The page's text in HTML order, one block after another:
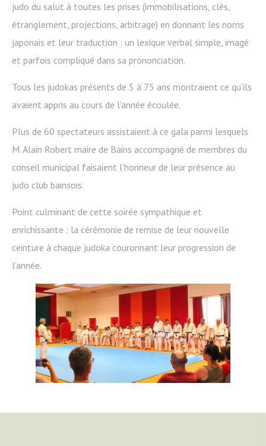
judo du salut à toutes les prises (immobilisations, clés,
étranglement, projections, arbitrage) en donnant les noms
japonais et leur traduction : un lexique verbal simple, imagé
et parfois compliqué dans sa prononciation.
Tous les judokas présents de 5 à 75 ans montraient ce qu’ils
avaient appris au cours de l’année écoulée.
Plus de 60 spectateurs assistaient à ce gala parmi lesquels
M. Alain Robert maire de Bains accompagné de membres du
conseil municipal faisaient l’honneur de leur présence au
judo club bainsois.
Point culminant de cette soirée sympathique et
enrichissante : la cérémonie de remise de leur nouvelle
ceinture à chaque judoka couronnant leur progression de
l’année.